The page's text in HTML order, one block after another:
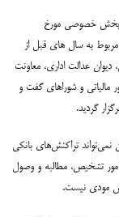
بخش خصوصی مورخ
مربوط به سال های قبل از
دیوان عدالت اداری، معاونت
مالیاتی و شوراهای گفت و
گردید.
نمی‌تواند تراکنش‌های بانکی
مامور تشخیص، مطالبه و وصول
مودی نیست.